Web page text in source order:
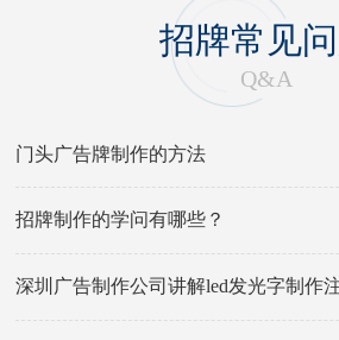
招牌常见
Q&A
门头广告牌制作的方法
招牌制作的学问有哪些？
深圳广告制作公司讲解led发光字制作